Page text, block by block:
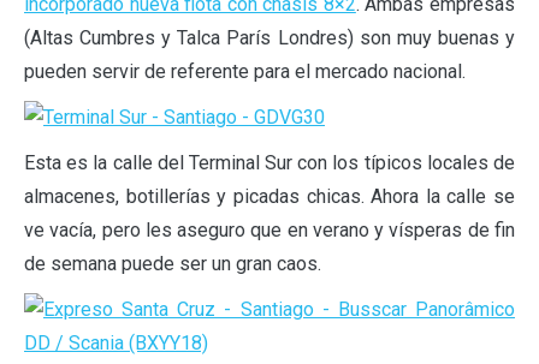
incorporado nueva flota con chasis 8×2. Ambas empresas
(Altas Cumbres y Talca París Londres) son muy buenas y
pueden servir de referente para el mercado nacional.
Esta es la calle del Terminal Sur con los típicos locales de
almacenes, botillerías y picadas chicas. Ahora la calle se
ve vacía, pero les aseguro que en verano y vísperas de fin
de semana puede ser un gran caos.